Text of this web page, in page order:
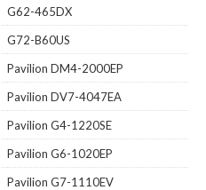
G62-465DX
G72-B60US
Pavilion DM4-2000EP
Pavilion DV7-4047EA
Pavilion G4-1220SE
Pavilion G6-1020EP
Pavilion G7-1110EV